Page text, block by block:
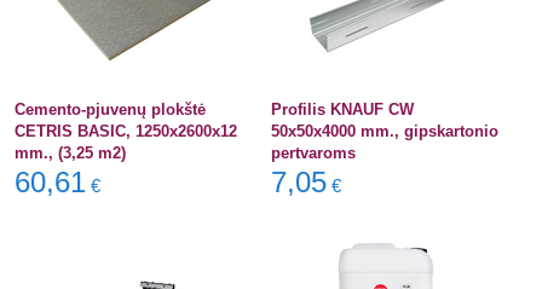
Cemento-pjuvenų plokštė
CETRIS BASIC, 1250x2600x12
mm., (3,25 m2)
60,61 €
Profilis KNAUF CW
50x50x4000 mm., gipskartonio
pertvaroms
7,05 €